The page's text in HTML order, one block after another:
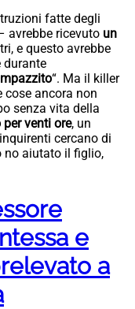
fatte degli
avrebbe ricevuto un
e questo avrebbe
durante
“. Ma il killer
cose ancora non
senza vita della
venti ore, un
cercano di
no aiutato il figlio,
e
a